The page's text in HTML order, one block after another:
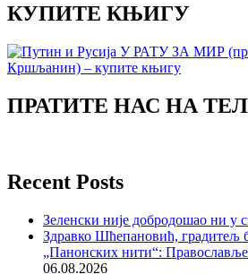
КУПИТЕ КЊИГУ
ПРАТИТЕ НАС НА
Recent Posts
Зеленски није добродошао ни у
Здравко Шћепановић, градитељ
„Панонских нити“:
06.08.2026